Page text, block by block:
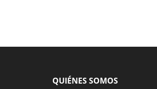
QUIÉNES SOMOS